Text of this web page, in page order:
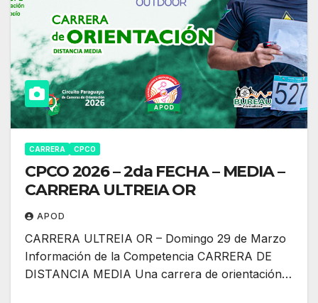
CARRERA CPCO
CPCO 2026 – 2da FECHA – MEDIA –
CARRERA ULTREIA OR
APOD
CARRERA ULTREIA OR – Domingo 29 de Marzo
Información de la Competencia CARRERA DE
DISTANCIA MEDIA Una carrera de orientación…